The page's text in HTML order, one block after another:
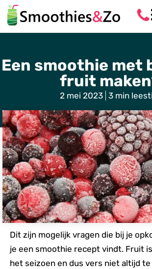
Een smoothie met
fruit
2 mei 2023 3 min
Dit zijn mogelijk vragen die bij je
je een smoothie recept vindt. Fruit
het seizoen en dus vers niet altijd